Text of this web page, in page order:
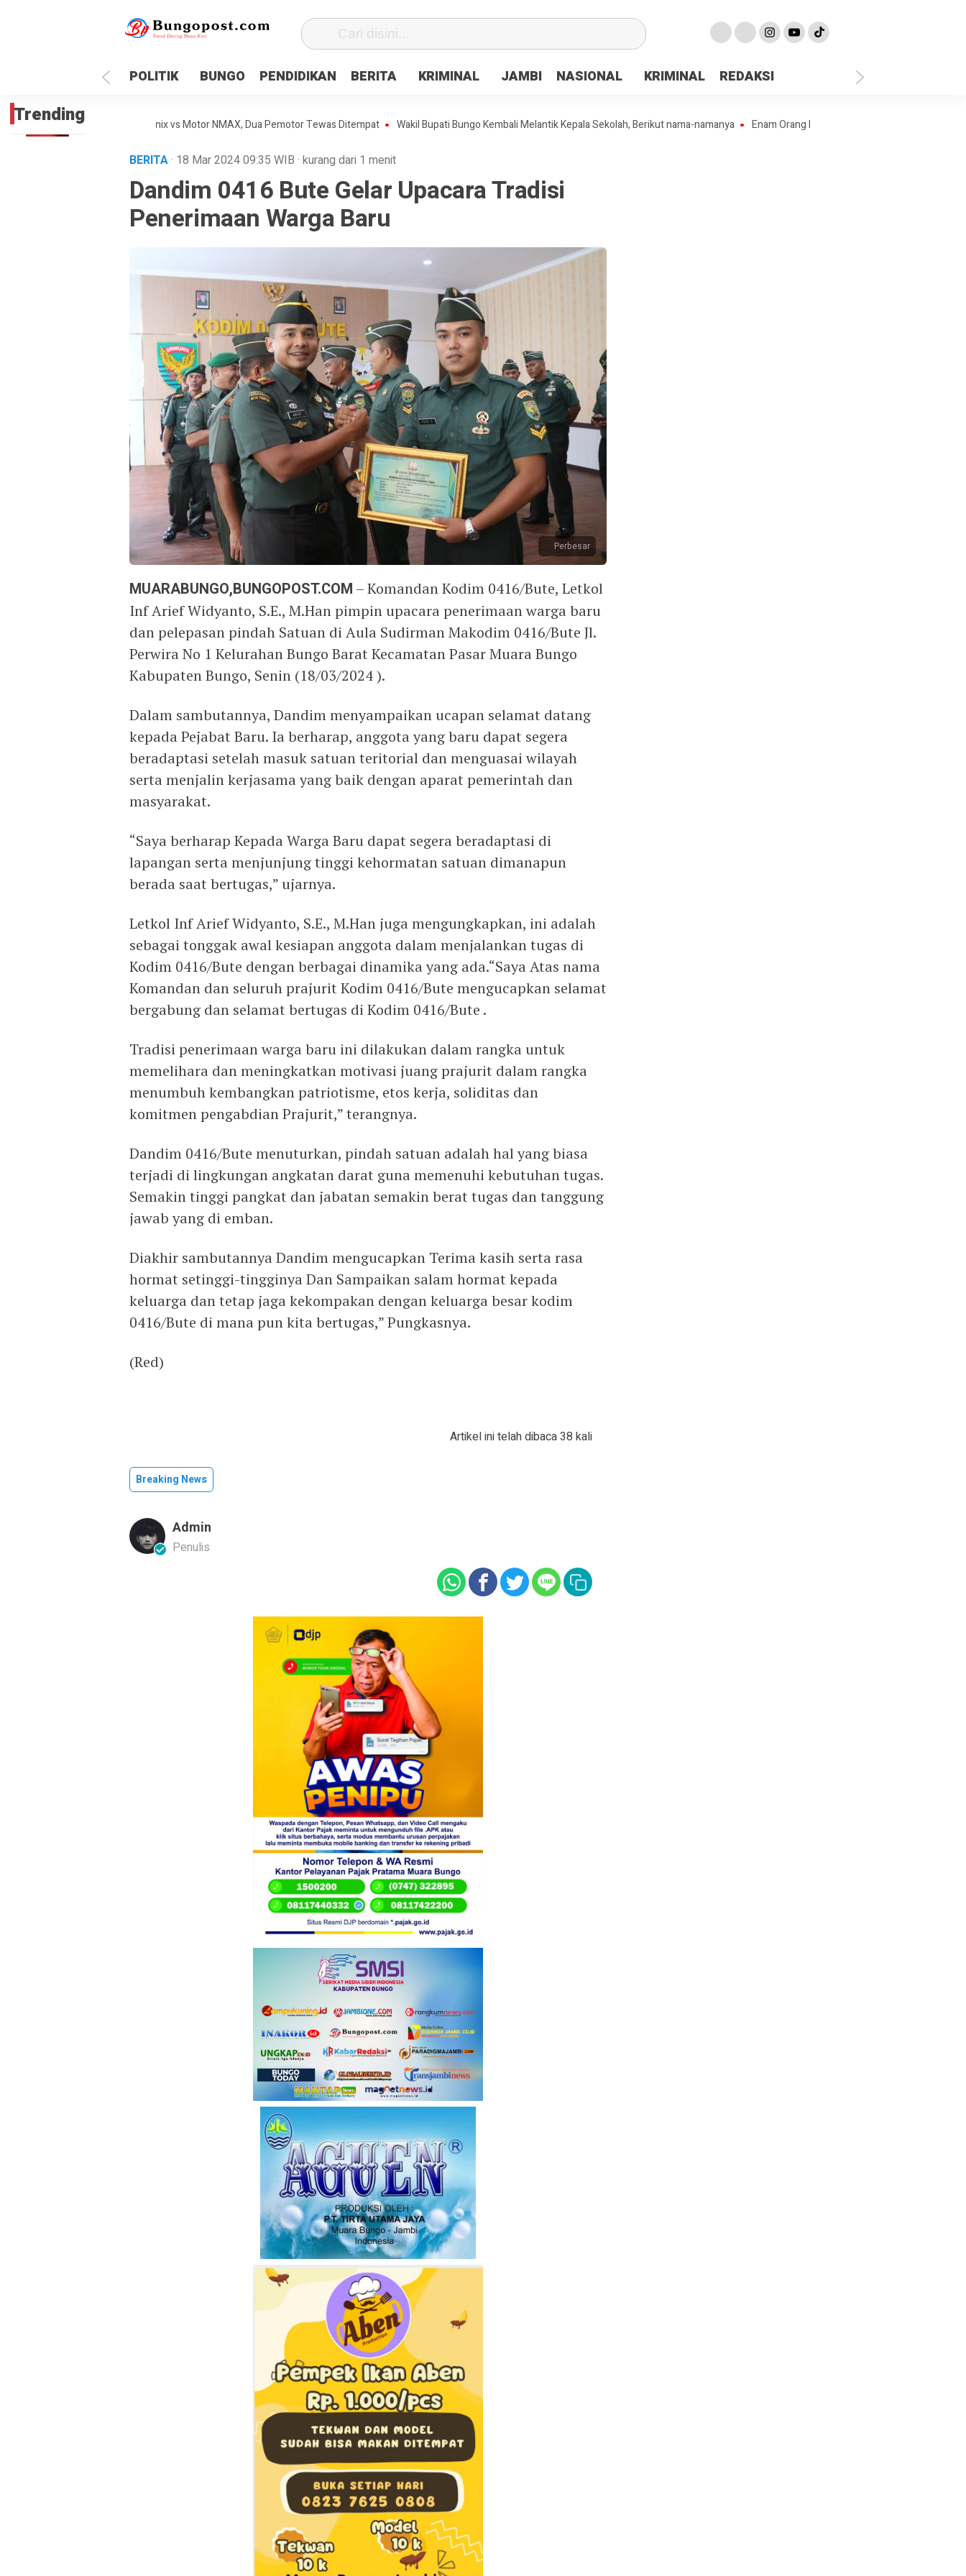
POLITIK BUNGO PENDIDIKAN BERITA KRIMINAL JAMBI NASIONAL KRIMINAL REDAKSI
Maut Antara Inova Zenix vs Motor NMAX, Dua Pemotor Tewas Ditempat Wakil Bupati Bungo Kembali Melantik Kepala Sekolah, Berikut nama-namanya Enam Orang Pekerja Penambang Ilegal “Lubang Jarum”
Trending
BERITA· 18 Mar 202409:35 WIB · kurang dari 1 menit
Dandim 0416 Bute Gelar Upacara Tradisi
Penerimaan Warga Baru
Perbesar
MUARABUNGO,BUNGOPOST.COM – Komandan Kodim 0416/Bute, Letkol
Inf Arief Widyanto, S.E., M.Han pimpin upacara penerimaan warga baru
dan pelepasan pindah Satuan di Aula Sudirman Makodim 0416/Bute Jl.
Perwira No 1 Kelurahan Bungo Barat Kecamatan Pasar Muara Bungo
Kabupaten Bungo, Senin (18/03/2024 ).
Dalam sambutannya, Dandim menyampaikan ucapan selamat datang
kepada Pejabat Baru. Ia berharap, anggota yang baru dapat segera
beradaptasi setelah masuk satuan teritorial dan menguasai wilayah
serta menjalin kerjasama yang baik dengan aparat pemerintah dan
masyarakat.
“Saya berharap Kepada Warga Baru dapat segera beradaptasi di
lapangan serta menjunjung tinggi kehormatan satuan dimanapun
berada saat bertugas,” ujarnya.
Letkol Inf Arief Widyanto, S.E., M.Han juga mengungkapkan, ini adalah
sebagai tonggak awal kesiapan anggota dalam menjalankan tugas di
Kodim 0416/Bute dengan berbagai dinamika yang ada.“Saya Atas nama
Komandan dan seluruh prajurit Kodim 0416/Bute mengucapkan selamat
bergabung dan selamat bertugas di Kodim 0416/Bute .
Tradisi penerimaan warga baru ini dilakukan dalam rangka untuk
memelihara dan meningkatkan motivasi juang prajurit dalam rangka
menumbuh kembangkan patriotisme, etos kerja, soliditas dan
komitmen pengabdian Prajurit,” terangnya.
Dandim 0416/Bute menuturkan, pindah satuan adalah hal yang biasa
terjadi di lingkungan angkatan darat guna memenuhi kebutuhan tugas.
Semakin tinggi pangkat dan jabatan semakin berat tugas dan tanggung
jawab yang di emban.
Diakhir sambutannya Dandim mengucapkan Terima kasih serta rasa
hormat setinggi-tingginya Dan Sampaikan salam hormat kepada
keluarga dan tetap jaga kekompakan dengan keluarga besar kodim
0416/Bute di mana pun kita bertugas,” Pungkasnya.
(Red)
Artikel ini telah dibaca 38 kali
Breaking News
Admin
Penulis